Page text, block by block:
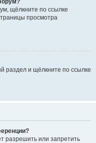
щёлкните по ссылке
просмотра
раздел и щёлкните по ссылке
разрешить или запретить